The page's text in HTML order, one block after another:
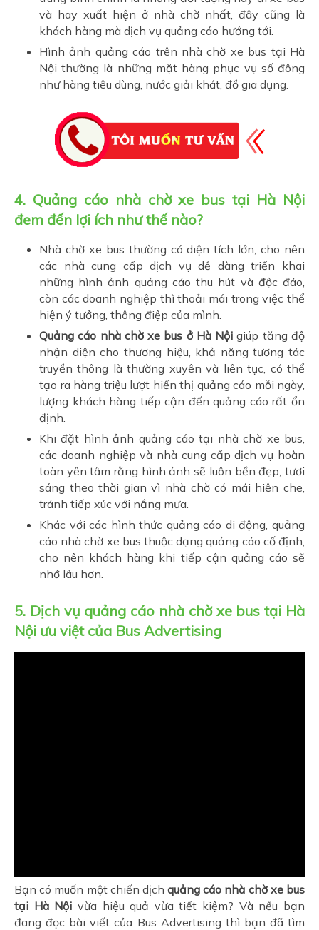
và hay xuất hiện ở nhà chờ nhất, đây cũng là
khách hàng mà dịch vụ quảng cáo hướng tới.
Hình ảnh quảng cáo trên nhà chờ xe bus tại Hà
Nội thường là những mặt hàng phục vụ số đông
như hàng tiêu dùng, nước giải khát, đồ gia dụng.
4. Quảng cáo nhà chờ xe bus tại Hà Nội
đem đến lợi ích như thế nào?
Nhà chờ xe bus thường có diện tích lớn, cho nên
các nhà cung cấp dịch vụ dễ dàng triển khai
những hình ảnh quảng cáo thu hút và độc đáo,
còn các doanh nghiệp thì thoải mái trong việc thể
hiện ý tưởng, thông điệp của mình.
Quảng cáo nhà chờ xe bus ở Hà Nội giúp tăng độ
nhận diện cho thương hiệu, khả năng tương tác
truyền thông là thường xuyên và liên tục, có thể
tạo ra hàng triệu lượt hiển thị quảng cáo mỗi ngày,
lượng khách hàng tiếp cận đến quảng cáo rất ổn
định.
Khi đặt hình ảnh quảng cáo tại nhà chờ xe bus,
các doanh nghiệp và nhà cung cấp dịch vụ hoàn
toàn yên tâm rằng hình ảnh sẽ luôn bền đẹp, tươi
sáng theo thời gian vì nhà chờ có mái hiên che,
tránh tiếp xúc với nắng mưa.
Khác với các hình thức quảng cáo di động, quảng
cáo nhà chờ xe bus thuộc dạng quảng cáo cố định,
cho nên khách hàng khi tiếp cận quảng cáo sẽ
nhớ lâu hơn.
5. Dịch vụ quảng cáo nhà chờ xe bus tại Hà
Nội ưu việt của Bus Advertising
Bạn có muốn một chiến dịchquảng cáo nhà chờ xe bus
tại Hà Nội vừa hiệu quả vừa tiết kiệm? Và nếu bạn
đang đọc bài viết của Bus Advertising thì bạn đã tìm